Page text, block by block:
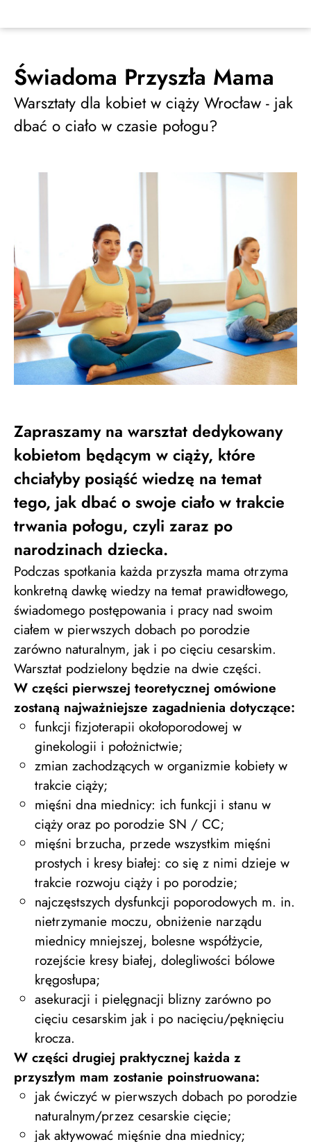
Świadoma Przyszła Mama
Warsztaty dla kobiet w ciąży Wrocław - jak
dbać o ciało w czasie połogu?
Zapraszamy na warsztat dedykowany
kobietom będącym w ciąży, które
chciałyby posiąść wiedzę na temat
tego, jak dbać o swoje ciało w trakcie
trwania połogu, czyli zaraz po
narodzinach dziecka.
Podczas spotkania każda przyszła mama otrzyma
konkretną dawkę wiedzy na temat prawidłowego,
świadomego postępowania i pracy nad swoim
ciałem w pierwszych dobach po porodzie
zarówno naturalnym, jak i po cięciu cesarskim.
Warsztat podzielony będzie na dwie części.
W części pierwszej teoretycznej omówione
zostaną najważniejsze zagadnienia dotyczące:
funkcji fizjoterapii okołoporodowej w
ginekologii i położnictwie;
zmian zachodzących w organizmie kobiety w
trakcie ciąży;
mięśni dna miednicy: ich funkcji i stanu w
ciąży oraz po porodzie SN / CC;
mięśni brzucha, przede wszystkim mięśni
prostych i kresy białej: co się z nimi dzieje w
trakcie rozwoju ciąży i po porodzie;
najczęstszych dysfunkcji poporodowych m. in.
nietrzymanie moczu, obniżenie narządu
miednicy mniejszej, bolesne współżycie,
rozejście kresy białej, dolegliwości bólowe
kręgosłupa;
asekuracji i pielęgnacji blizny zarówno po
cięciu cesarskim jak i po nacięciu/pęknięciu
krocza.
W części drugiej praktycznej każda z
przyszłym mam zostanie poinstruowana:
jak ćwiczyć w pierwszych dobach po porodzie
naturalnym/przez cesarskie cięcie;
jak aktywować mięśnie dna miednicy;